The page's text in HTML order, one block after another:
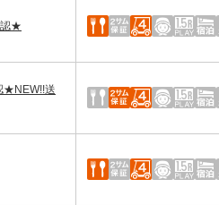
認★
★NEW!!送